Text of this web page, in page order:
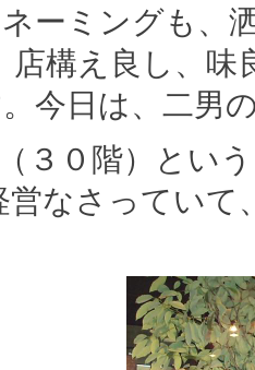
ーミングも、
店構え良し、
今日は、二男
３０階）とい
営なさってい